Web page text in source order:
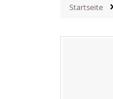
Startseite